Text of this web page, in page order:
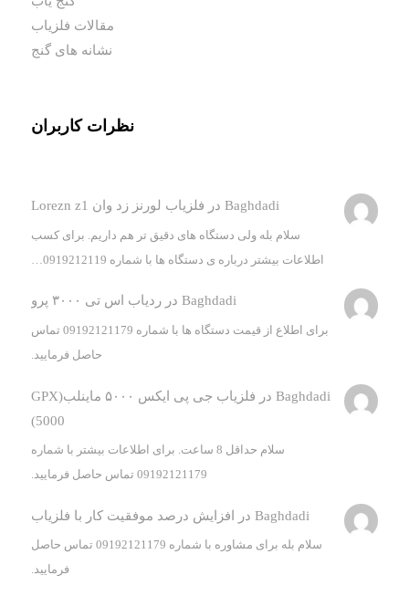
مقالات فلزیاب
نشانه های گنج
نظرات کاربران
Baghdadi در فلزیاب لورنز زد وان Lorezn z1
سلام بله ولی دستگاه های دقیق تر هم داریم. برای کسب
اطلاعات بیشتر درباره ی دستگاه ها با شماره 0919212119…
Baghdadi درردیاب اس تی ۳۰۰۰ پرو
برای اطلاع از قیمت دستگاه ها با شماره 09192121179 تماس
حاصل فرمایید.
Baghdadi در
فلزیاب جی پی ایکس ۵۰۰۰ ماینلب(GPX
5000)
سلام حداقل 8 ساعت. برای اطلاعات بیشتر با شماره
09192121179 تماس حاصل فرمایید.
Baghdadi در افزایش درصد موفقیت کار با فلزیاب
سلام بله برای مشاوره با شماره 09192121179 تماس حاصل
فرمایید.